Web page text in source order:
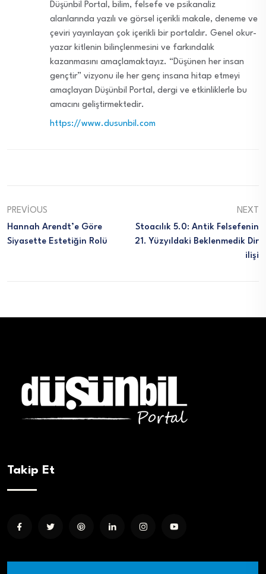
Düşünbil Portal, bilim, felsefe ve psikanaliz
alanlarında yazılı ve görsel içerikli makale, deneme ve
çeviri yayınlayan çok içerikli bir portaldır. Genel okur-
yazar kitlenin bilinçlenmesini ve farkındalık
kazanmasını amaçlamaktayız. “Düşünen her insan
gençtir” vizyonu ile her genç insana hitap etmeyi
amaçlayan Düşünbil Portal, dergi ve etkinliklerle bu
amacını geliştirmektedir.
https://www.dusunbil.com
PREVIOUS
Hannah Arendt’e Göre
Siyasette Estetiğin Rolü
NEXT
Stoacılık 5.0: Antik Felsefenin
21. Yüzyıldaki Beklenmedik Dir
Ilişi
Takip Et